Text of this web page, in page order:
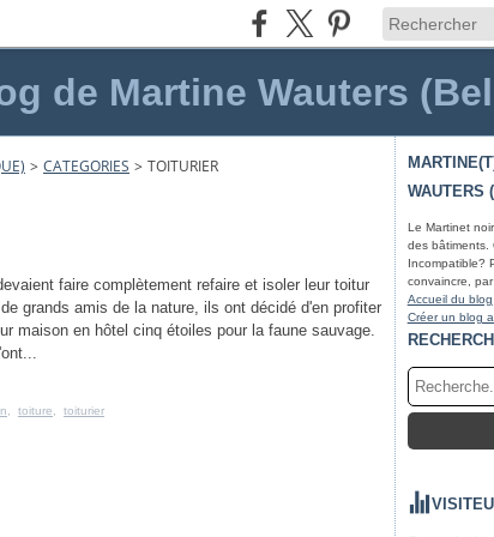
de Martine Wauters
> CATEGORIES > TOITURIER
faire complètement refaire et isoler leur toitur
grands amis de la nature, ils ont décidé d'en profiter
maison en hôtel cinq étoiles pour la faune sauvage.
toiture toiturier
WAUTERS
Le Martinet
des bâtiments.
Incompatible?
convaincre,
Accueil du blog
Créer un blog